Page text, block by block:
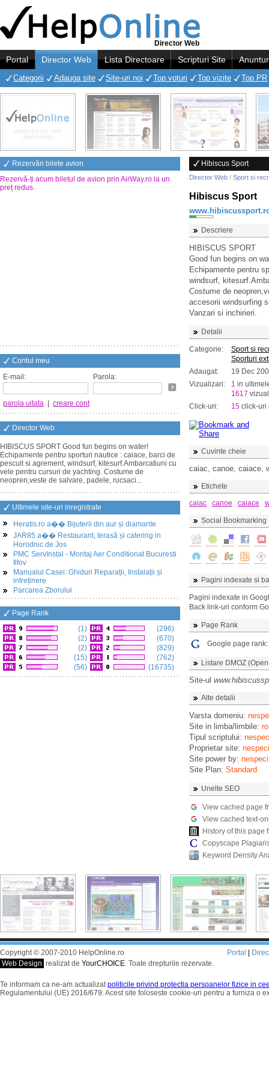
Director Web
Portal Director Web Lista Directoare Scripturi Site
Categorii Adauga site Site-uri noi Top voturi Top vizite Top PR
Rezervări bilete avion
Rezervă-ți acum biletul de avion prin AirWay.ro la un
preț redus.
Contul meu
E-mail:
Parola:
parola uitata creare cont
Director Web
HIBISCUS SPORT Good fun begins on water!
Echipamente pentru sporturi nautice : caiace, barci de
pescuit si agrement, windsurf, kitesurf.Ambarcatiuni cu
vele pentru cursuri de yachting. Costume de
neopren,veste de salvare, padele, rucsaci...
Ultimele site-uri inregistrate
Heratis.ro a�� Bijuterii din aur și diamante
JAR85 a�� Restaurant, terasă și catering in
Horodnic de Jos
PMC ServInstal - Montaj Aer Conditionat Bucuresti
Ilfov
Manualul Casei: Ghiduri Reparații, Instalații și
intreținere
Parcarea Zborului
Page Rank
(1)
(2)
(2)
(15)
(56)
(296)
(670)
(829)
(762)
(16735)
Hibiscus Sport
Director Web / Sport si
Hibiscus Sport
Descriere
HIBISCUS SPORT
Good fun begins on
Echipamente pentru
windsurf,
Costume de
accesorii windsurfing
Vanzari si inchirieri.
Detalii
Categorie:
Sport si
Sporturi
Adaugat:
19 Dec
Vizualizari:
1 in
1617
Click-uri:
15 click-uri
Cuvinte cheie
caiac, canoe, caiace,
Etichete
caiac
canoe caiace
Social Bookmarking
Pagini indexate si
Pagini indexate in
Back link-uri conform
Page Rank
Google page rank:
Listare DMOZ
Site-ul
Alte detalii
Varsta domeniu:
Site in limba/limbile: ro
Tipul scriptului:
Proprietar site:
Site power by:
Site Plan: Standard
Unelte SEO
View cached page
View cached text-
History of this page
Copyscape
Keyword Density
Copyright © 2007-2010 HelpOnline.ro
Web Design realizat de YourCHOICE. Toate drepturile rezervate.
Portal
Te informam ca ne-am actualizatpoliticile privind protectia persoanelor fizice in
Regulamentului (UE) 2016/679. Acest site foloseste cookie-uri pentru a furniza o